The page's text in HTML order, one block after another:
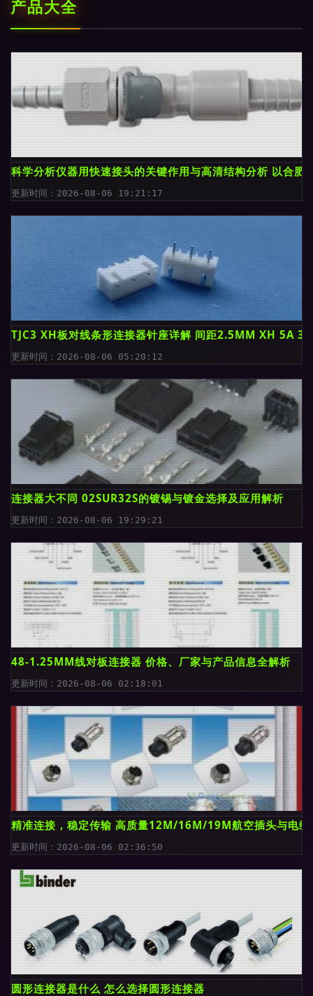
产品大全
科学分析仪器用快速接头的关键作用与高清结构分析 以合肥
更新时间：2026-08-06 19:21:17
TJC3 XH板对线条形连接器针座详解 间距2.5MM XH 5A 3
更新时间：2026-08-06 05:20:12
连接器大不同 02SUR32S的镀锡与镀金选择及应用解析
更新时间：2026-08-06 19:29:21
48-1.25MM线对板连接器 价格、厂家与产品信息全解析
更新时间：2026-08-06 02:18:01
精准连接，稳定传输 高质量12M/16M/19M航空插头与电缆
更新时间：2026-08-06 02:36:50
圆形连接器是什么 怎么选择圆形连接器